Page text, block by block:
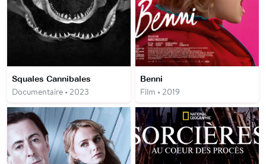
Squales Cannibales
Documentaire • 2023
Benni
Film • 2019